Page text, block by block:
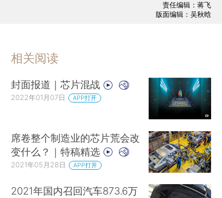
责任编辑：蒋飞
版面编辑：吴秋晗
相关阅读
封面报道｜芯片混战
2022年01月07日 APP打开
席卷整个制造业的芯片荒会改
变什么？｜特稿精选
2021年05月28日 APP打开
2021年国内召回汽车873.6万